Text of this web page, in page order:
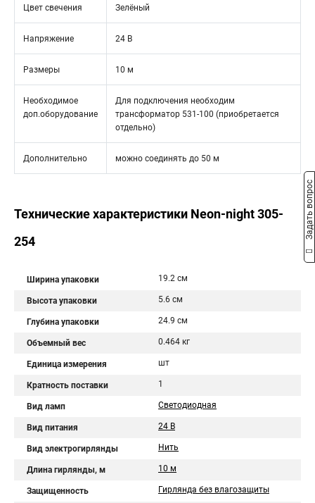
Цвет свечения Зелёный
Напряжение 24 В
Размеры 10 м
Необходимое
доп.оборудование
Для подключения необходим
трансформатор 531-100 (приобретается
отдельно)
Дополнительно можно соединять до 50 м
Технические характеристики Neon-night 305-
254
Ширина упаковки 19.2 см
Высота упаковки 5.6 см
Глубина упаковки 24.9 см
Объемный вес 0.464 кг
Единица измерения шт
Кратность поставки 1
Вид ламп Светодиодная
Вид питания 24 В
Вид электрогирлянды Нить
Длина гирлянды, м 10 м
Защищенность Гирлянда без влагозащиты
Задать вопрос